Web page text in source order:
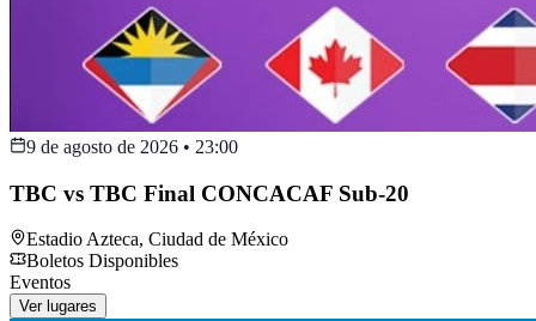
9 de agosto de 2026 • 23:00
TBC vs TBC Final CONCACAF Sub-20
Estadio Azteca, Ciudad de México
Boletos Disponibles
Eventos
Ver lugares